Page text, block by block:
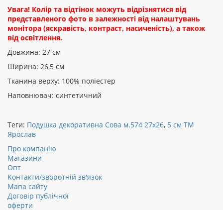
Увага! Колір та відтінок можуть відрізнятися від
представленого фото в залежності від налаштувань
монітора (яскравість, контраст, насиченість), а також
від освітлення.
Довжина: 27 см
Ширина: 26,5 см
Тканина верху: 100% поліестер
Наповнювач: синтетичний
Теги: Подушка декоративна Сова м.574 27х26, 5 см ТМ
Ярослав
Про компанію
Магазини
Опт
Контакти/зворотній зв'язок
Мапа сайту
Договір публічної
оферти